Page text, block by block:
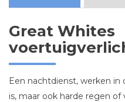
Great Whites
Een nachtdienst, werken
is, maar ook harde regen